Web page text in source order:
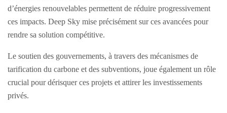
d’énergies renouvelables permettent de réduire progressivement
ces impacts. Deep Sky mise précisément sur ces avancées pour
rendre sa solution compétitive.
Le soutien des gouvernements, à travers des mécanismes de
tarification du carbone et des subventions, joue également un rôle
crucial pour dérisquer ces projets et attirer les investissements
privés.